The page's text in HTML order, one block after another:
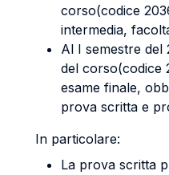
corso(codice
intermedia,
Al I semestre del
del corso(codice
esame finale,
prova scritta e
In particolare:
La prova scritta